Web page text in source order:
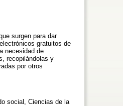
surgen para dar
gratuitos de
necesidad de
recopilándolas y
por otros
social, Ciencias de la